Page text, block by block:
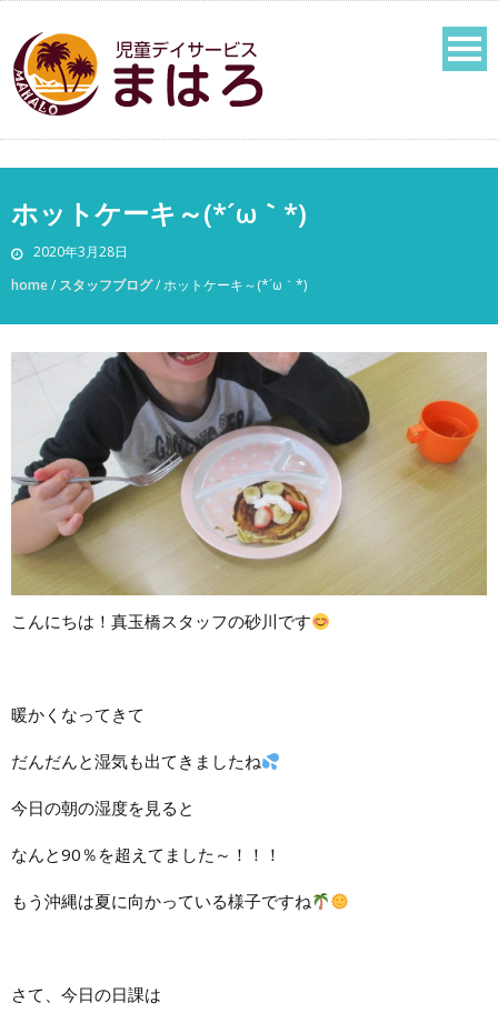
ホットケーキ～(*´ω｀*)
2020年3月28日
home/ スタッフブログ/ホットケーキ～(*´ω｀*)
こんにちは！真玉橋スタッフの砂川です
暖かくなってきて
だんだんと湿気も出てきましたね
今日の朝の湿度を見ると
なんと90％を超えてました～！！！
もう沖縄は夏に向かっている様子ですね
さて、今日の日課は